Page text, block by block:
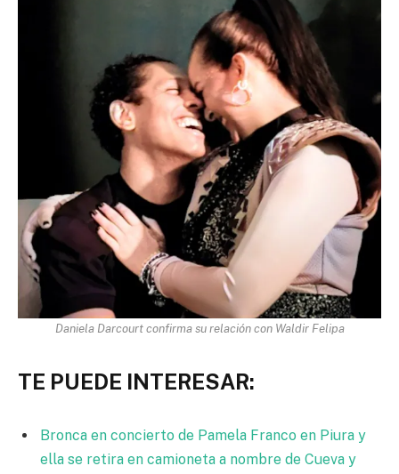
Daniela Darcourt confirma su relación con Waldir Felipa
TE PUEDE INTERESAR:
Bronca en concierto de Pamela Franco en Piura y
ella se retira en camioneta a nombre de Cueva y